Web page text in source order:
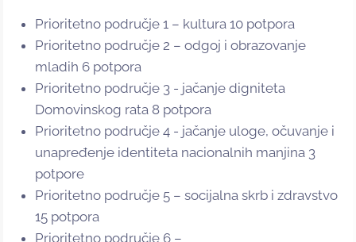
Prioritetno područje 1 – kultura 10 potpora
Prioritetno područje 2 – odgoj i obrazovanje
mladih 6 potpora
Prioritetno područje 3 - jačanje digniteta
Domovinskog rata 8 potpora
Prioritetno područje 4 - jačanje uloge, očuvanje i
unapređenje identiteta nacionalnih manjina 3
potpore
Prioritetno područje 5 – socijalna skrb i zdravstvo
15 potpora
Prioritetno područje 6 –